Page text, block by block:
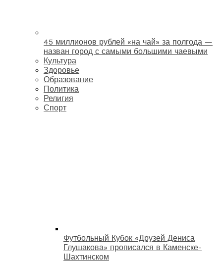
45 миллионов рублей «на чай» за полгода —
назван город с самыми большими чаевыми
Культура
Здоровье
Образование
Политика
Религия
Спорт
Футбольный Кубок «Друзей Дениса
Глушакова» прописался в Каменске-
Шахтинском